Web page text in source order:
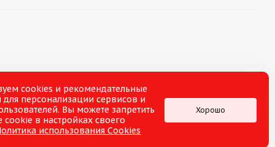
cookies и рекомендательные
для персонализации сервисов и
Вы можете запретить
cookie в настройках своего
использования Cookies
Хорошо